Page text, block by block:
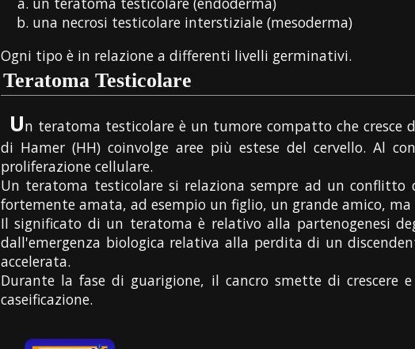
una necrosi testicolare interstiziale (mesoderma)
Ogni tipo è in relazione a differenti livelli germinativi.
Teratoma Testicolare
Un teratoma testicolare è un tumore compatto che
di Hamer (HH) coinvolge aree più estese del cervello. Al
proliferazione cellulare.
Un teratoma testicolare si relaziona sempre ad un
fortemente amata, ad esempio un figlio, un grande amico,
Il significato di un teratoma è relativo alla partenogenesi
dall'emergenza biologica relativa alla perdita di un
accelerata.
Durante la fase di guarigione, il cancro smette di
caseificazione.